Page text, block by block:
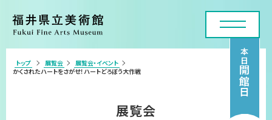
本日
開館日
トップ 展覧会
展覧会・イベント
かくされたハートをさがせ！ハートどろぼう大作戦
展覧会